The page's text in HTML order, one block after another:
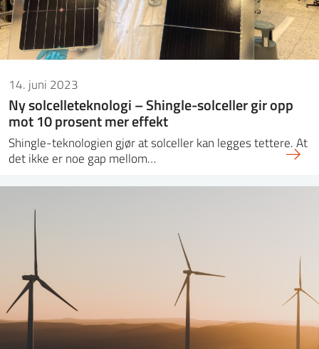
14. juni 2023
Ny solcelleteknologi – Shingle-solceller gir opp
mot 10 prosent mer effekt
Shingle-teknologien gjør at solceller kan legges tettere. At
det ikke er noe gap mellom…